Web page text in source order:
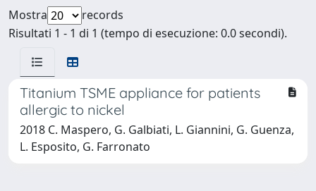
Mostra
records
Risultati 1 - 1 di 1 (tempo di esecuzione: 0.0 secondi).
Titanium TSME appliance for patients
allergic to nickel
2018 C. Maspero, G. Galbiati, L. Giannini, G. Guenza,
L. Esposito, G. Farronato